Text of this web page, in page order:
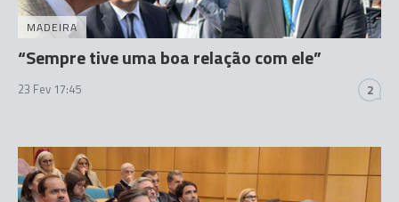
MADEIRA
“Sempre tive uma boa relação com ele”
23 Fev 17:45 2